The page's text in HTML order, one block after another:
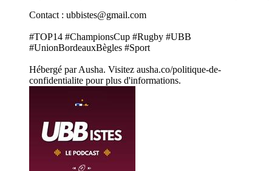
Contact : ubbistes@gmail.com
#TOP14 #ChampionsCup #Rugby #UBB
#UnionBordeauxBègles #Sport
Hébergé par Ausha. Visitez ausha.co/politique-de-
confidentialite pour plus d'informations.